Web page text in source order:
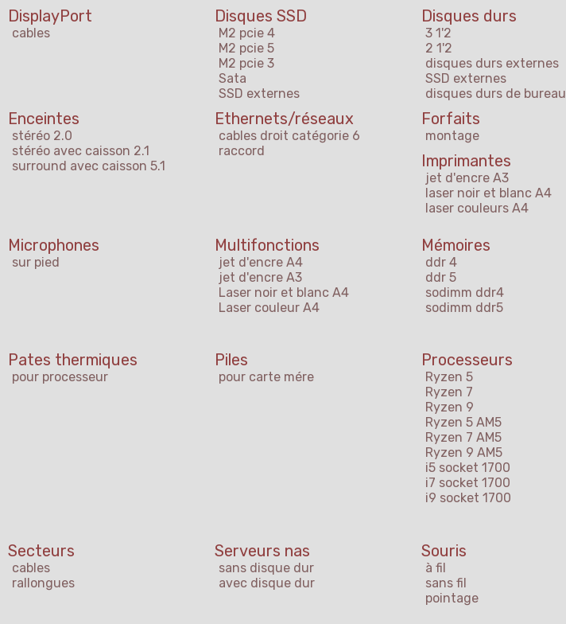
DisplayPort
cables
Disques SSD
M2 pcie 4
M2 pcie 5
M2 pcie 3
Sata
SSD externes
Disques durs
3 1'2
2 1'2
disques durs externes
SSD externes
disques durs de bureau
Enceintes
stéréo 2.0
stéréo avec caisson 2.1
surround avec caisson 5.1
Ethernets/réseaux
cables droit catégorie 6
raccord
Forfaits
montage
Imprimantes
jet d'encre A3
laser noir et blanc A4
laser couleurs A4
Microphones
sur pied
Multifonctions
jet d'encre A4
jet d'encre A3
Laser noir et blanc A4
Laser couleur A4
Mémoires
ddr 4
ddr 5
sodimm ddr4
sodimm ddr5
Pates thermiques
pour processeur
Piles
pour carte mére
Processeurs
Ryzen 5
Ryzen 7
Ryzen 9
Ryzen 5 AM5
Ryzen 7 AM5
Ryzen 9 AM5
i5 socket 1700
i7 socket 1700
i9 socket 1700
Secteurs
cables
rallongues
Serveurs nas
sans disque dur
avec disque dur
Souris
à fil
sans fil
pointage